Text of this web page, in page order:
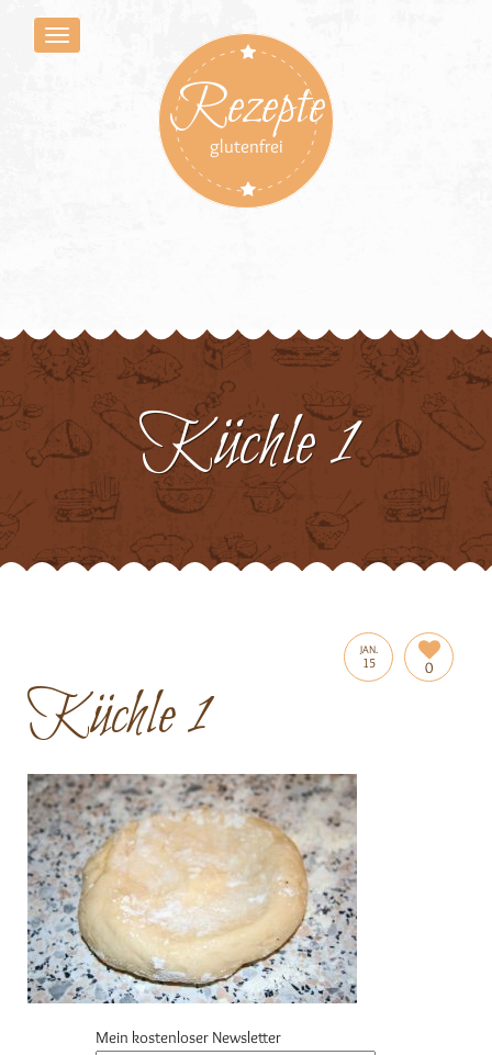
Rezepte
glutenfrei
Küchle 1
JAN.
15 0
Küchle 1
Mein kostenloser Newsletter